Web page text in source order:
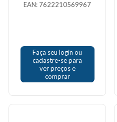
EAN: 7622210569967
Faça seu login ou
cadastre-se para
ver preços e
comprar